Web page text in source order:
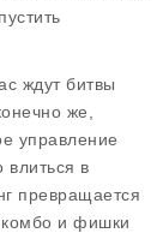
ждут битвы
же,
управление
влиться в
превращается
комбо и фишки